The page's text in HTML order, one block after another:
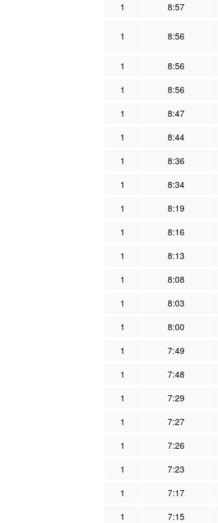
1
8:57
1 8:56
1
8:56
1
8:56
1
8:47
1
8:44
1
8:36
1
8:34
1
8:19
1
8:16
1
8:13
1
8:08
1
8:03
1
8:00
1
7:49
1
7:48
1
7:29
1
7:27
1
7:26
1
7:23
1
7:17
1
7:15